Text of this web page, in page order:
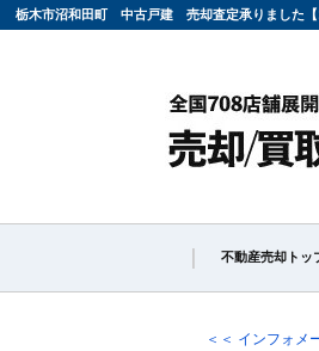
栃木市沼和田町 中古戸建 売却査定承りました【
不動産売却トッ
不動産の売却の
＜＜ インフォメ